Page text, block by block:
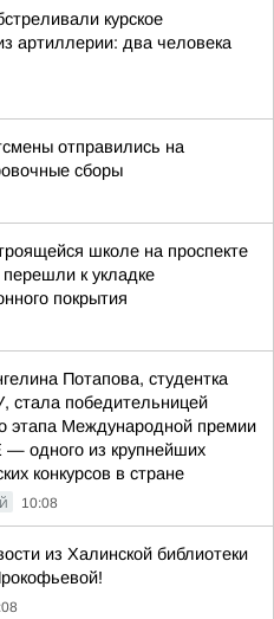
курское
артиллерии: два человека
отправились на
сборы
школе на проспекте
к укладке
покрытия
Потапова, студентка
стала победительницей
этапа Международной премии
одного из крупнейших
конкурсов в стране
10:08
из Халинской библиотеки